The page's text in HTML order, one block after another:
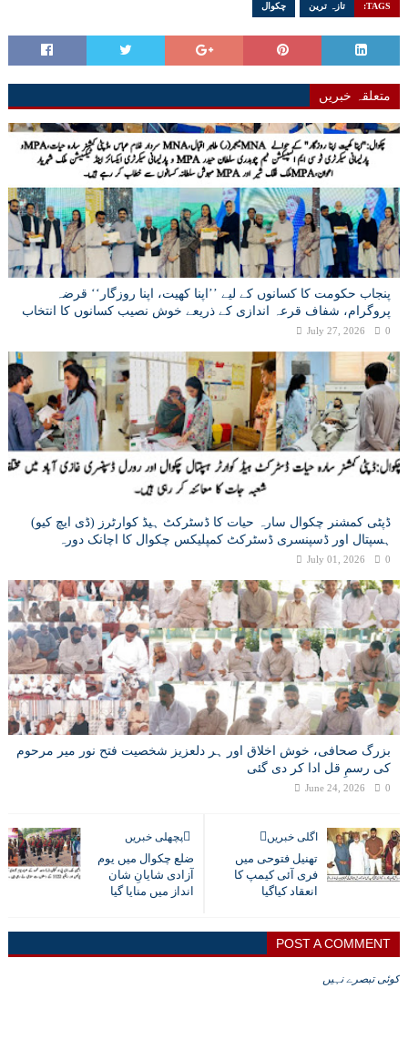
TAGS: تازہ ترین چکوال
متعلقہ خبریں
پنجاب حکومت کا کسانوں کے لیے ’’اپنا کھیت، اپنا روزگار‘‘ قرضہ
پروگرام، شفاف قرعہ اندازی کے ذریعے خوش نصیب کسانوں کا انتخاب
July 27, 2026 0
ڈپٹی کمشنر چکوال سارہ حیات کا ڈسٹرکٹ ہیڈ کوارٹرز (ڈی ایچ کیو)
ہسپتال اور ڈسپنسری ڈسٹرکٹ کمپلیکس چکوال کا اچانک دورہ
July 01, 2026 0
بزرگ صحافی، خوش اخلاق اور ہر دلعزیز شخصیت فتح نور میر مرحوم
کی رسمِ قل ادا کر دی گئی
June 24, 2026 0
اگلی خبریں
تھنیل فتوحی میں
فری آئی کیمپ کا
انعقاد کیاگیا
پچھلی خبریں
ضلع چکوال میں یوم
آزادی شایانِ شان
انداز میں منایا گیا
POST A COMMENT
کوئی تبصرے نہیں